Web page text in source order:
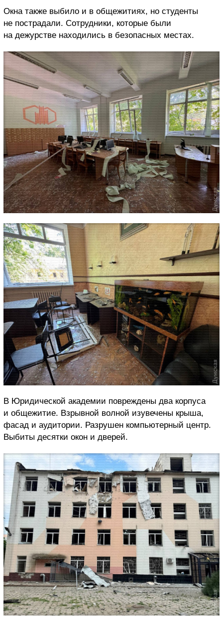
Окна также выбило и в общежитиях, но студенты
не пострадали. Сотрудники, которые были
на дежурстве находились в безопасных местах.
В Юридической академии повреждены два корпуса
и общежитие. Взрывной волной изувечены крыша,
фасад и аудитории. Разрушен компьютерный центр.
Выбиты десятки окон и дверей.